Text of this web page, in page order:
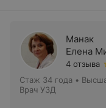
Манак
Елена
4 отзыва
Стаж 34 года •
Врач УЗД